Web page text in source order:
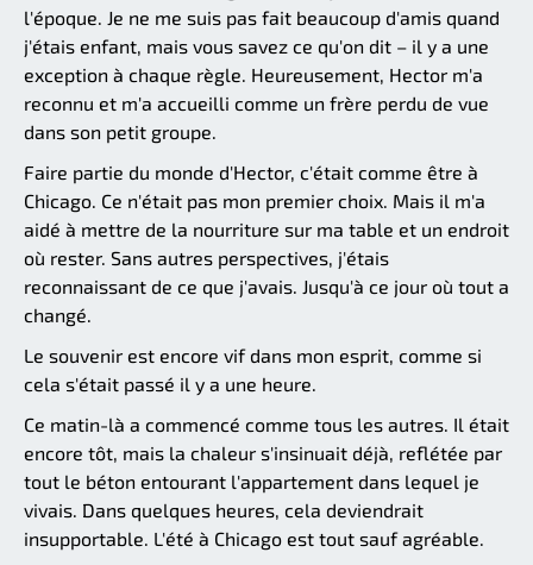
l'époque. Je ne me suis pas fait beaucoup d'amis quand
j'étais enfant, mais vous savez ce qu'on dit – il y a une
exception à chaque règle. Heureusement, Hector m'a
reconnu et m'a accueilli comme un frère perdu de vue
dans son petit groupe.
Faire partie du monde d'Hector, c'était comme être à
Chicago. Ce n'était pas mon premier choix. Mais il m'a
aidé à mettre de la nourriture sur ma table et un endroit
où rester. Sans autres perspectives, j'étais
reconnaissant de ce que j'avais. Jusqu'à ce jour où tout a
changé.
Le souvenir est encore vif dans mon esprit, comme si
cela s'était passé il y a une heure.
Ce matin-là a commencé comme tous les autres. Il était
encore tôt, mais la chaleur s'insinuait déjà, reflétée par
tout le béton entourant l'appartement dans lequel je
vivais. Dans quelques heures, cela deviendrait
insupportable. L'été à Chicago est tout sauf agréable.